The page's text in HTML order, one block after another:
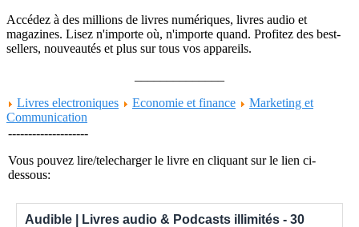
Accédez à des millions de livres numériques, livres audio et
magazines. Lisez n'importe où, n'importe quand. Profitez des best-
sellers, nouveautés et plus sur tous vos appareils.
Livres electroniques
Economie et finance
Marketing et
Communication
--------------------
Vous pouvez lire/telecharger le livre en cliquant sur le lien ci-
dessous:
Audible | Livres audio & Podcasts illimités - 30